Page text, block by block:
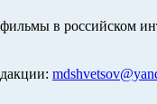
в российском